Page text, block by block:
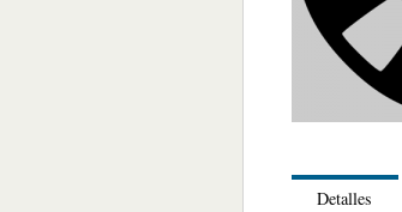
Detalles